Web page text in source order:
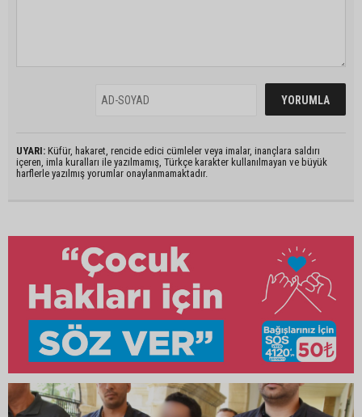
UYARI: Küfür, hakaret, rencide edici cümleler veya imalar, inançlara saldırı
içeren, imla kuralları ile yazılmamış, Türkçe karakter kullanılmayan ve büyük
harflerle yazılmış yorumlar onaylanmamaktadır.